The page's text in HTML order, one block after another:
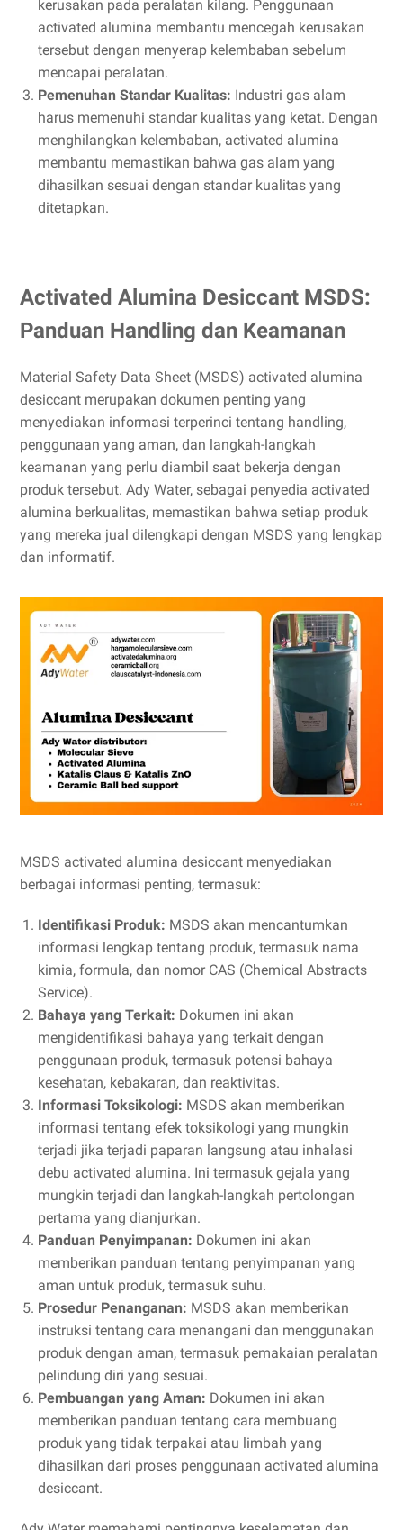
kerusakan pada peralatan kilang. Penggunaan
activated alumina membantu mencegah kerusakan
tersebut dengan menyerap kelembaban sebelum
mencapai peralatan.
Pemenuhan Standar Kualitas: Industri gas alam
harus memenuhi standar kualitas yang ketat. Dengan
menghilangkan kelembaban, activated alumina
membantu memastikan bahwa gas alam yang
dihasilkan sesuai dengan standar kualitas yang
ditetapkan.
Activated Alumina Desiccant MSDS:
Panduan Handling dan Keamanan
Material Safety Data Sheet (MSDS) activated alumina
desiccant merupakan dokumen penting yang
menyediakan informasi terperinci tentang handling,
penggunaan yang aman, dan langkah-langkah
keamanan yang perlu diambil saat bekerja dengan
produk tersebut. Ady Water, sebagai penyedia activated
alumina berkualitas, memastikan bahwa setiap produk
yang mereka jual dilengkapi dengan MSDS yang lengkap
dan informatif.
MSDS activated alumina desiccant menyediakan
berbagai informasi penting, termasuk:
Identifikasi Produk: MSDS akan mencantumkan
informasi lengkap tentang produk, termasuk nama
kimia, formula, dan nomor CAS (Chemical Abstracts
Service).
Bahaya yang Terkait: Dokumen ini akan
mengidentifikasi bahaya yang terkait dengan
penggunaan produk, termasuk potensi bahaya
kesehatan, kebakaran, dan reaktivitas.
Informasi Toksikologi: MSDS akan memberikan
informasi tentang efek toksikologi yang mungkin
terjadi jika terjadi paparan langsung atau inhalasi
debu activated alumina. Ini termasuk gejala yang
mungkin terjadi dan langkah-langkah pertolongan
pertama yang dianjurkan.
Panduan Penyimpanan: Dokumen ini akan
memberikan panduan tentang penyimpanan yang
aman untuk produk, termasuk suhu.
Prosedur Penanganan: MSDS akan memberikan
instruksi tentang cara menangani dan menggunakan
produk dengan aman, termasuk pemakaian peralatan
pelindung diri yang sesuai.
Pembuangan yang Aman: Dokumen ini akan
memberikan panduan tentang cara membuang
produk yang tidak terpakai atau limbah yang
dihasilkan dari proses penggunaan activated alumina
desiccant.